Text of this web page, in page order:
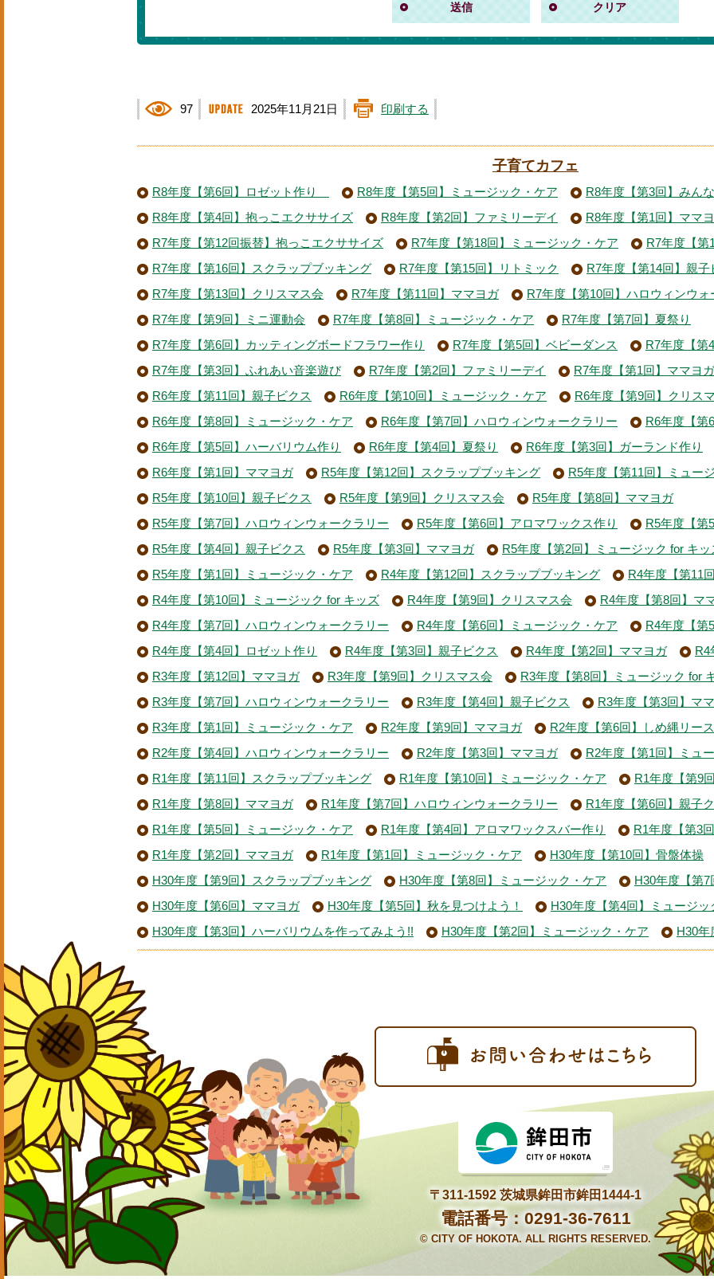
97 2025年11月21日 印刷する
子育てカフェ
R8年度【第6回】ロゼット作り R8年度【第5回】ミュージック・ケア
R8年度【第3回】みん
R8年度【第4回】抱っこエクササイズ
R8年度【第2回】ファミリーデイ
R8年度【第1回】ママ
R7年度【第12回振替】抱っこエクササイズ
R7年度【第18回】ミュージック・ケア
R7年度【第
R7年度【第16回】スクラップブッキング
R7年度【第15回】リトミック
R7年度【第14回】親子
R7年度【第13回】クリスマス会
R7年度【第11回】ママヨガ
R7年度【第10回】ハロウィンウォ
R7年度【第9回】ミニ運動会
R7年度【第8回】ミュージック・ケア
R7年度【第7回】夏祭り
R7年度【第6回】カッティングボードフラワー作り
R7年度【第5回】ベビーダンス
R7年度【第
R7年度【第3回】ふれあい音楽遊び
R7年度【第2回】ファミリーデイ
R7年度【第1回】ママヨガ
R6年度【第11回】親子ビクス
R6年度【第10回】ミュージック・ケア
R6年度【第9回】クリス
R6年度【第8回】ミュージック・ケア
R6年度【第7回】ハロウィンウォークラリー
R6年度【第
R6年度【第5回】ハーバリウム作り
R6年度【第4回】夏祭り
R6年度【第3回】ガーランド作り
R6年度【第1回】ママヨガ
R5年度【第12回】スクラップブッキング
R5年度【第11回】ミュー
R5年度【第10回】親子ビクス
R5年度【第9回】クリスマス会
R5年度【第8回】ママヨガ
R5年度【第7回】ハロウィンウォークラリー
R5年度【第6回】アロマワックス作り
R5年度【第
R5年度【第4回】親子ビクス
R5年度【第3回】ママヨガ
R5年度【第2回】ミュージック for キッ
R5年度【第1回】ミュージック・ケア
R4年度【第12回】スクラップブッキング
R4年度【第11
R4年度【第10回】ミュージック for キッズ
R4年度【第9回】クリスマス会
R4年度【第8回】マ
R4年度【第7回】ハロウィンウォークラリー
R4年度【第6回】ミュージック・ケア
R4年度【第
R4年度【第4回】ロゼット作り
R4年度【第3回】親子ビクス R4年度【第2回】ママヨガ
R4
R3年度【第12回】ママヨガ
R3年度【第9回】クリスマス会
R3年度【第8回】ミュージック for
R3年度【第7回】ハロウィンウォークラリー
R3年度【第4回】親子ビクス
R3年度【第3回】マ
R3年度【第1回】ミュージック・ケア
R2年度【第9回】ママヨガ
R2年度【第6回】しめ縄リー
R2年度【第4回】ハロウィンウォークラリー
R2年度【第3回】ママヨガ
R2年度【第1回】ミュ
R1年度【第11回】スクラップブッキング
R1年度【第10回】ミュージック・ケア
R1年度【第9
R1年度【第8回】ママヨガ
R1年度【第7回】ハロウィンウォークラリー
R1年度【第6回】親子
R1年度【第5回】ミュージック・ケア
R1年度【第4回】アロマワックスバー作り
R1年度【第3
R1年度【第2回】ママヨガ
R1年度【第1回】ミュージック・ケア
H30年度【第10回】骨盤体操
H30年度【第9回】スクラップブッキング
H30年度【第8回】ミュージック・ケア
H30年度【第
H30年度【第6回】ママヨガ
H30年度【第5回】秋を見つけよう！
H30年度【第4回】ミュージッ
H30年度【第3回】ハーバリウムを作ってみよう!!
H30年度【第2回】ミュージック・ケア H30
〒311-1592 茨城県鉾田市鉾田1444-1
電話番号：0291-36-7611
© CITY OF HOKOTA. ALL RIGHTS RESERVED.